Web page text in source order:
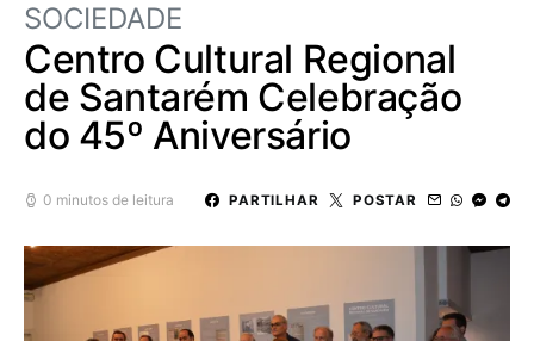
SOCIEDADE
Centro Cultural Regional
de Santarém Celebração
do 45º Aniversário
0 minutos de leitura PARTILHAR POSTAR